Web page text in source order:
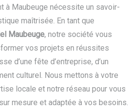
à Maubeuge nécessite un savoir-
maîtrisée. En tant que
Maubeuge, notre société vous
vos projets en réussites
d’une fête d’entreprise, d’un
culturel. Nous mettons à votre
locale et notre réseau pour vous
mesure et adaptée à vos besoins.